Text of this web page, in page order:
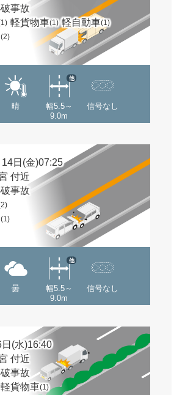
事故
軽貨物車(1) 軽自動車(1)
(2)
晴
幅5.5～
9.0m
他
信号なし
日(金)07:25
付近
事故
(1)
曇
幅5.5～
9.0m
他
信号なし
(水)16:40
付近
事故
軽貨物車(1)